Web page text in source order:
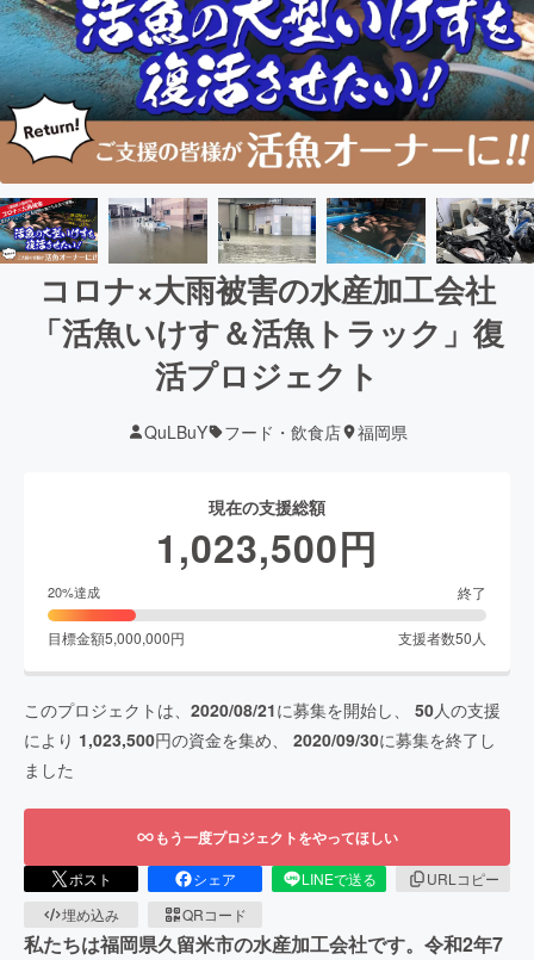
コロナ×大雨被害の水産加工会社
「活魚いけす＆活魚トラック」復
活プロジェクト
QuLBuY フード・飲食店 福岡県
現在の支援総額
1,023,500円
20%達成 終了
目標金額5,000,000円 支援者数50 人
このプロジェクトは、 2020/08/21に募集を開始し、 50人の支援
により 1,023,500円の資金を集め、 2020/09/30に募集を終了し
ました
もう一度プロジェクトをやってほしい
ポスト シェア LINEで送る
URLコピー
埋め込み
QRコード
私たちは福岡県久留米市の水産加工会社です。令和2年7